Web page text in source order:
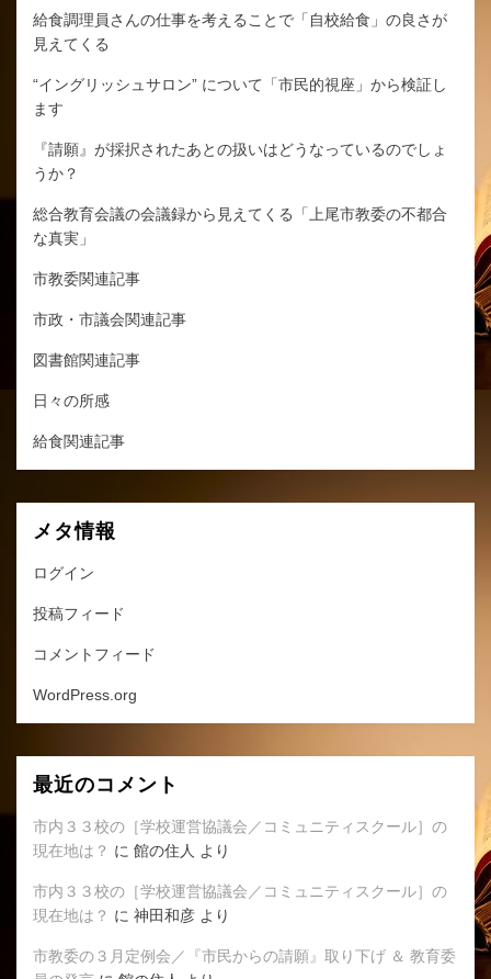
給食調理員さんの仕事を考えることで「自校給食」の良さが
見えてくる
“イングリッシュサロン” について「市民的視座」から検証し
ます
『請願』が採択されたあとの扱いはどうなっているのでしょ
うか？
総合教育会議の会議録から見えてくる「上尾市教委の不都合
な真実」
市教委関連記事
市政・市議会関連記事
図書館関連記事
日々の所感
給食関連記事
メタ情報
ログイン
投稿フィード
コメントフィード
WordPress.org
最近のコメント
市内３３校の［学校運営協議会／コミュニティスクール］の
現在地は？ に 館の住人 より
市内３３校の［学校運営協議会／コミュニティスクール］の
現在地は？ に 神田和彦 より
市教委の３月定例会／『市民からの請願』取り下げ ＆ 教育委